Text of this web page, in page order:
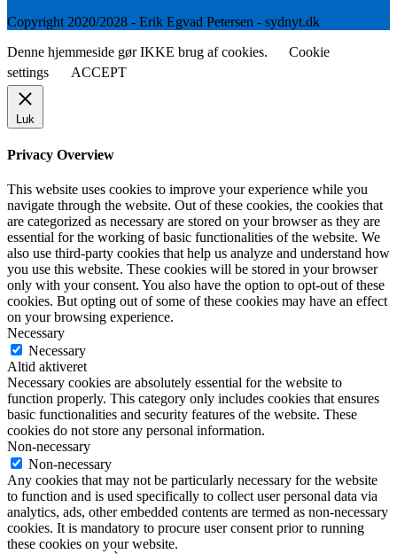
Copyright 2020/2028 - Erik Egvad Petersen - sydnyt.dk
Denne hjemmeside gør IKKE brug af cookies.
Cookie
settings
ACCEPT
Luk
Privacy Overview
This website uses cookies to improve your experience while you
navigate through the website. Out of these cookies, the cookies that
are categorized as necessary are stored on your browser as they are
essential for the working of basic functionalities of the website. We
also use third-party cookies that help us analyze and understand how
you use this website. These cookies will be stored in your browser
only with your consent. You also have the option to opt-out of these
cookies. But opting out of some of these cookies may have an effect
on your browsing experience.
Necessary
Necessary
Altid aktiveret
Necessary cookies are absolutely essential for the website to
function properly. This category only includes cookies that ensures
basic functionalities and security features of the website. These
cookies do not store any personal information.
Non-necessary
Non-necessary
Any cookies that may not be particularly necessary for the website
to function and is used specifically to collect user personal data via
analytics, ads, other embedded contents are termed as non-necessary
cookies. It is mandatory to procure user consent prior to running
these cookies on your website.